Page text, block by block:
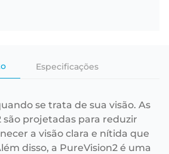
Especificações
se trata de sua visão. As
são projetadas para reduzir
a visão clara e nítida que
disso, a PureVision2 é uma